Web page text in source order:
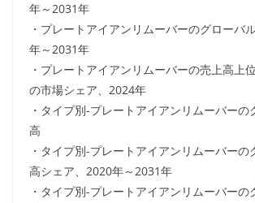
年～2031年
・プレートアイアンリムーバーのグローバ
年～2031年
・プレートアイアンリムーバーの売上高上
の市場シェア、2024年
・タイプ別-プレートアイアンリムーバーの
高
・タイプ別-プレートアイアンリムーバーの
高シェア、2020年～2031年
・タイプ別-プレートアイアンリムーバーの